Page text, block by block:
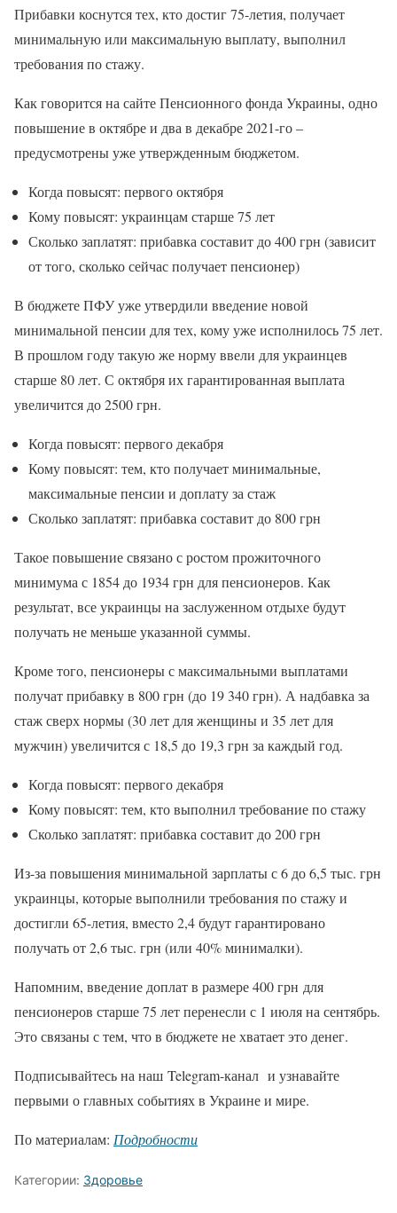
Прибавки коснутся тех, кто достиг 75-летия, получает
минимальную или максимальную выплату, выполнил
требования по стажу.
Как говорится на сайте Пенсионного фонда Украины, одно
повышение в октябре и два в декабре 2021-го –
предусмотрены уже утвержденным бюджетом.
Когда повысят: первого октября
Кому повысят: украинцам старше 75 лет
Сколько заплатят: прибавка составит до 400 грн (зависит
от того, сколько сейчас получает пенсионер)
В бюджете ПФУ уже утвердили введение новой
минимальной пенсии для тех, кому уже исполнилось 75 лет.
В прошлом году такую же норму ввели для украинцев
старше 80 лет. С октября их гарантированная выплата
увеличится до 2500 грн.
Когда повысят: первого декабря
Кому повысят: тем, кто получает минимальные,
максимальные пенсии и доплату за стаж
Сколько заплатят: прибавка составит до 800 грн
Такое повышение связано с ростом прожиточного
минимума с 1854 до 1934 грн для пенсионеров. Как
результат, все украинцы на заслуженном отдыхе будут
получать не меньше указанной суммы.
Кроме того, пенсионеры с максимальными выплатами
получат прибавку в 800 грн (до 19 340 грн). А надбавка за
стаж сверх нормы (30 лет для женщины и 35 лет для
мужчин) увеличится с 18,5 до 19,3 грн за каждый год.
Когда повысят: первого декабря
Кому повысят: тем, кто выполнил требование по стажу
Сколько заплатят: прибавка составит до 200 грн
Из-за повышения минимальной зарплаты с 6 до 6,5 тыс. грн
украинцы, которые выполнили требования по стажу и
достигли 65-летия, вместо 2,4 будут гарантировано
получать от 2,6 тыс. грн (или 40% минималки).
Напомним, введение доплат в размере 400 грн для
пенсионеров старше 75 лет перенесли с 1 июля на сентябрь.
Это связаны с тем, что в бюджете не хватает это денег.
Подписывайтесь на наш Telegram-канал и узнавайте
первыми о главных событиях в Украине и мире.
По материалам: Подробности
Категории: Здоровье